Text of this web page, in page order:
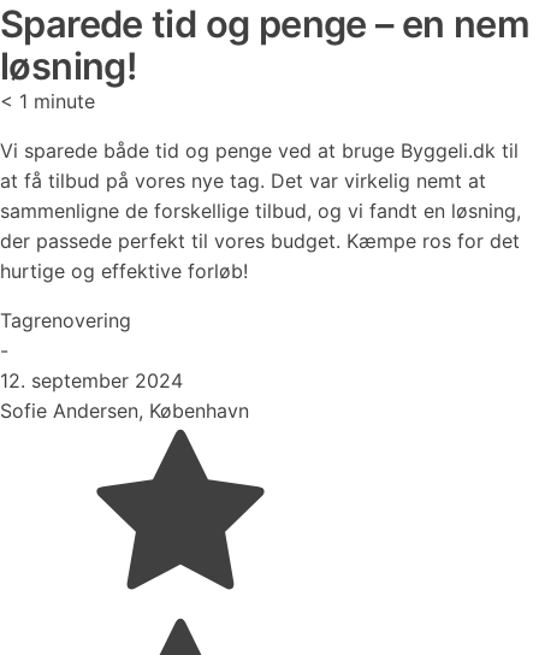
Sparede tid og penge – en nem
løsning!
< 1 minute
Vi sparede både tid og penge ved at bruge Byggeli.dk til
at få tilbud på vores nye tag. Det var virkelig nemt at
sammenligne de forskellige tilbud, og vi fandt en løsning,
der passede perfekt til vores budget. Kæmpe ros for det
hurtige og effektive forløb!
Tagrenovering
-
12. september 2024
Sofie Andersen, København